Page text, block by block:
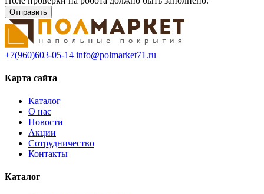
+7(960)603-05-14 info@polmarket71.ru
Карта сайта
Каталог
О нас
Новости
Акции
Сотрудничество
Контакты
Каталог